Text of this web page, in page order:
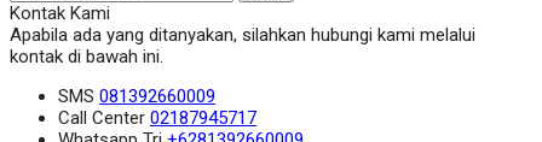
Kontak Kami
Apabila ada yang ditanyakan, silahkan hubungi kami melalui
kontak di bawah ini.
SMS 081392660009
Call Center 02187945717